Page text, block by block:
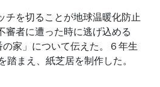
チを切ることが地球温暖化防止
審者に遭った時に逃げ込める
の家」について伝えた。６年生
まえ、紙芝居を制作した。